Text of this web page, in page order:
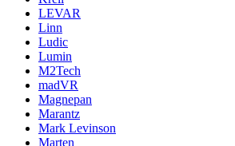
LEVAR
Linn
Ludic
Lumin
M2Tech
madVR
Magnepan
Marantz
Mark Levinson
Marten